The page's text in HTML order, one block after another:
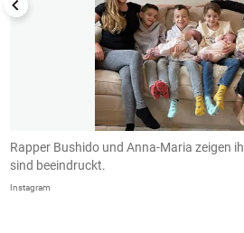
Rapper Bushido und Anna-Maria zeigen
sind beeindruckt.
Instagram